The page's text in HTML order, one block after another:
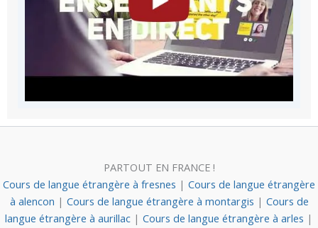
PARTOUT EN FRANCE !
Cours de langue étrangère à fresnes | Cours de langue étrangère
à alencon | Cours de langue étrangère à montargis | Cours de
langue étrangère à aurillac | Cours de langue étrangère à arles |